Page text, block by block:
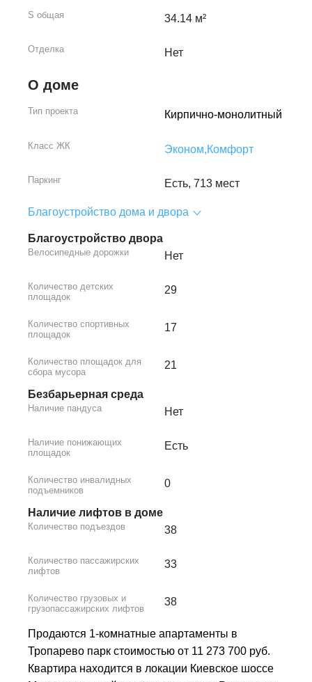
S общая 34.14 м²
Отделка Нет
О доме
Тип проекта Кирпично-монолитный
Класс ЖК Эконом,Комфорт
Паркинг Есть, 713 мест
Благоустройство дома и двора
Благоустройство двора
Велосипедные дорожки Нет
Количество детских
площадок
29
Количество спортивных
площадок
17
Количество площадок для
сбора мусора
21
Безбарьерная среда
Наличие пандуса Нет
Наличие понижающих
площадок
Есть
Количество инвалидных
подъемников
0
Наличие лифтов в доме
Количество подъездов 38
Количество пассажирских
лифтов
33
Количество грузовых и
грузопассажирских лифтов
38
Продаются 1-комнатные апартаменты в
Тропарево парк стоимостью от 11 273 700 руб.
Квартира находится в локации Киевское шоссе